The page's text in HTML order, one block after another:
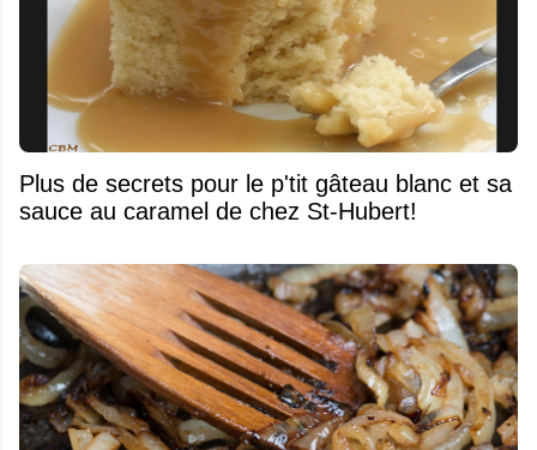
Plus de secrets pour le p'tit gâteau blanc et sa
sauce au caramel de chez St-Hubert!